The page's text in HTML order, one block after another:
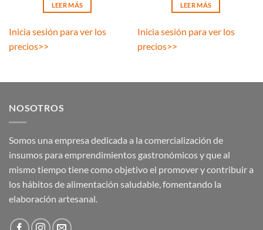
LEER MÁS
Inicia sesión para ver los
precios>>
LEER MÁS
Inicia sesión para ver los
precios>>
NOSOTROS
Somos una empresa dedicada a la comercialización de
insumos para emprendimientos gastronómicos y que al
mismo tiempo tiene como objetivo el promover y contribuir a
los hábitos de alimentación saludable, fomentando la
elaboración artesanal.